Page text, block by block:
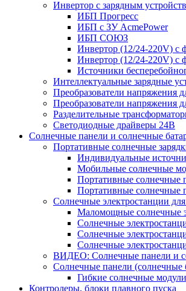
Инвертор с зарядным
ИБП Прогресс
ИБП с ЗУ AcmePower
ИБП СОЮЗ
Инвертор (12/24-220V) с
Инвертор (12/24-220V) с
Источники
Интеллектуальные зарядные
Преобразователи напряжения
Преобразователи напряжения
Разделительные
Светодиодные драйверы 24В
Солнечные панели и солнечные
Портативные солнечные
Индивидуальные
Мобильные солнечные
Портативные солнечные
Портативные солнечные
Солнечные электростанции
Маломощные солнечные
Солнечные
Солнечные
Солнечные
ВИДЕО: Солнечные панели и
Солнечные панели (солнечные
Гибкие солнечные
Контролеры, блоки плавного пуска